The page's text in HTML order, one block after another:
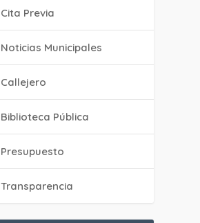
Cita Previa
‎Noticias Municipales
Callejero
Biblioteca Pública
Presupuesto
Transparencia